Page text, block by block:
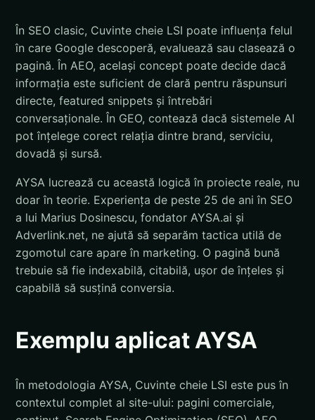
În SEO clasic, Cuvinte cheie LSI poate influența felul
în care Google descoperă, evaluează sau clasează o
pagină. În AEO, același concept poate decide dacă
informația este suficient de clară pentru răspunsuri
directe, featured snippets și întrebări
conversaționale. În GEO, contează dacă sistemele AI
pot înțelege corect relația dintre brand, serviciu,
dovadă și sursă.
AYSA lucrează cu această logică în proiecte reale, nu
doar în teorie. Experiența de peste 25 de ani în SEO
a lui Marius Dosinescu, fondator AYSA.ai și
Adverlink.net, ne ajută să separăm tactica utilă de
zgomotul care apare în marketing. O pagină bună
trebuie să fie indexabilă, citabilă, ușor de înțeles și
capabilă să susțină conversia.
Exemplu aplicat AYSA
În metodologia AYSA, Cuvinte cheie LSI este pus în
contextul complet al site-ului: pagini comerciale,